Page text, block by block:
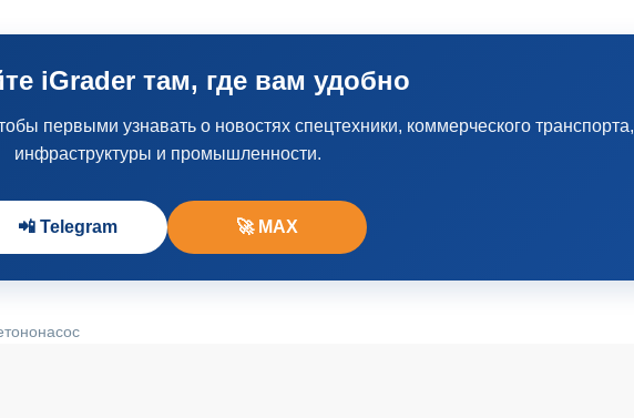
iGrader там, где вам удобно
первыми узнавать о новостях спецтехники, коммерческого транспорта,
инфраструктуры и промышленности.
📲 Telegram 🚀 MAX